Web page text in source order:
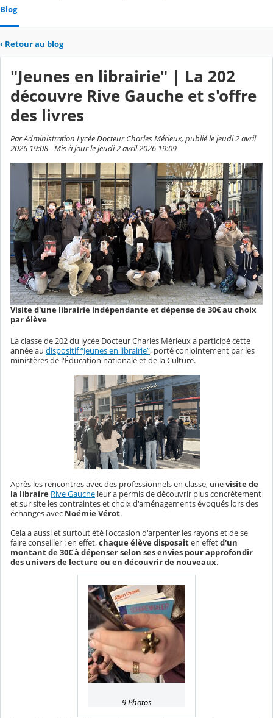
Blog
‹ Retour au blog
"Jeunes en librairie" | La 202
découvre Rive Gauche et s'offre
des livres
Par Administration Lycée Docteur Charles Mérieux, publié le jeudi 2 avril
2026 19:08 - Mis à jour le jeudi 2 avril 2026 19:09
Visite d'une librairie indépendante et dépense de 30€ au choix
par élève
La classe de 202 du lycée Docteur Charles Mérieux a participé cette
année au dispositif “Jeunes en librairie”, porté conjointement par les
ministères de l'Éducation nationale et de la Culture.
Après les rencontres avec des professionnels en classe, unevisite de
la libraire Rive Gauche leur a permis de découvrir plus concrètement
et sur site les contraintes et choix d'aménagements évoqués lors des
échanges avec Noémie Vérot.
Cela a aussi et surtout été l'occasion d'arpenter les rayons et de se
faire conseiller : en effet,chaque élève disposaiten effetd'un
montant de 30€ à dépenser selon ses envies pour approfondir
des univers de lecture ou en découvrir de nouveaux.
9 Photos